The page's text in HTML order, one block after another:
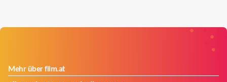
Mehr über film.at